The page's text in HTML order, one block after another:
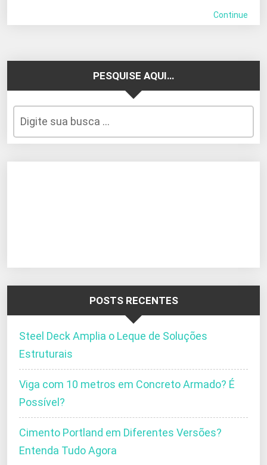
Continue
PESQUISE AQUI…
POSTS RECENTES
Steel Deck Amplia o Leque de Soluções
Estruturais
Viga com 10 metros em Concreto Armado? É
Possível?
Cimento Portland em Diferentes Versões?
Entenda Tudo Agora